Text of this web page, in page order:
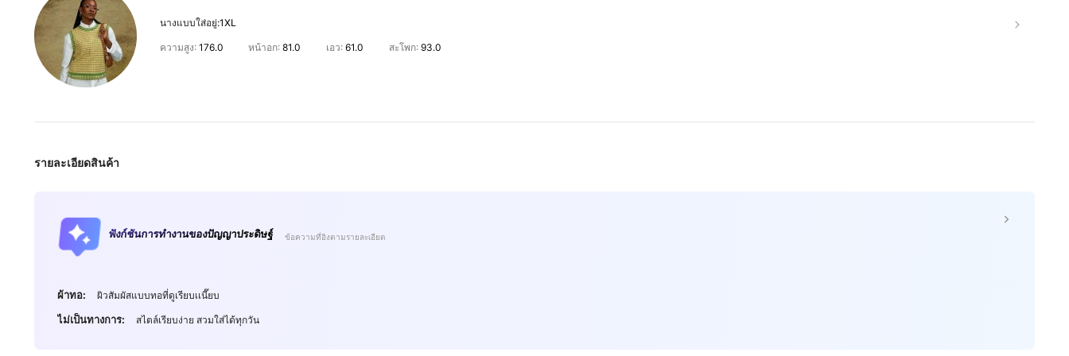
นางแบบใส่อยู่:1XL
ความสูง: 176.0 หน้าอก:81.0 เอว: 61.0 สะโพก: 93.0
รายละเอียดสินค้า
ฟังก์ชันการทำงานของปัญญาประดิษฐ์ ข้อความที่อิงตามรายละเอียด
ผ้าทอ: ผิวสัมผัสแบบทอที่ดูเรียบเเนี๊ยบ
ไม่เป็นทางการ: สไตล์เรียบง่าย สวมใส่ได้ทุกวัน
4.79